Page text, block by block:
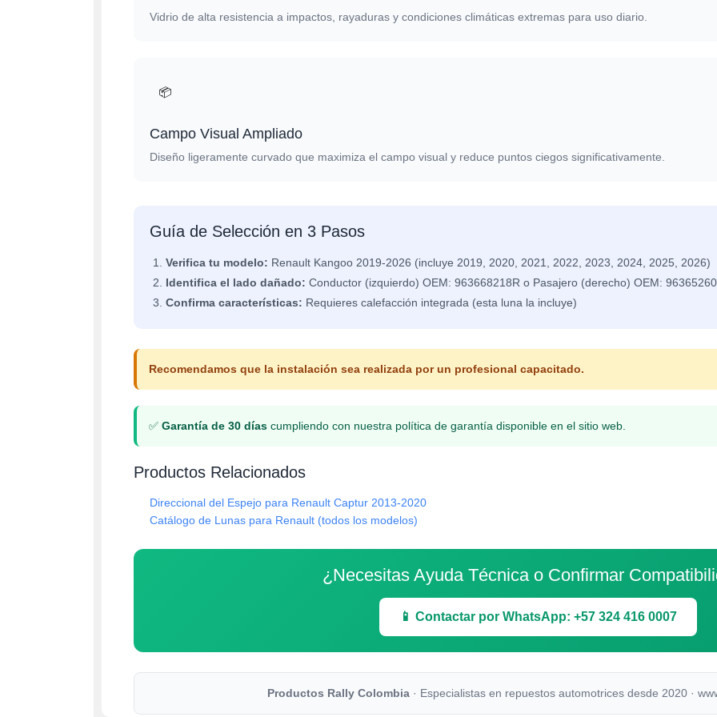
Vidrio de alta resistencia a impactos, rayaduras y condiciones climáticas extremas para uso diario.
📦
Campo Visual Ampliado
Diseño ligeramente curvado que maximiza el campo visual y reduce puntos ciegos significativamente.
Guía de Selección en 3 Pasos
Verifica tu modelo: Renault Kangoo 2019-2026 (incluye 2019, 2020, 2021, 2022, 2023, 2024, 2025, 2026)
Identifica el lado dañado: Conductor (izquierdo) OEM: 963668218R o Pasajero (derecho) OEM:
Confirma características: Requieres calefacción integrada (esta luna la incluye)
Recomendamos que la instalación sea realizada por un profesional capacitado.
✅ Garantía de 30 días cumpliendo con nuestra política de garantía disponible en el sitio web.
Productos Relacionados
Direccional del Espejo para Renault Captur 2013-2020
Catálogo de Lunas para Renault (todos los modelos)
¿Necesitas Ayuda Técnica o Confirmar
📱 Contactar por WhatsApp: +57 324 416 0007
Productos Rally Colombia · Especialistas en repuestos automotrices desde 2020 ·